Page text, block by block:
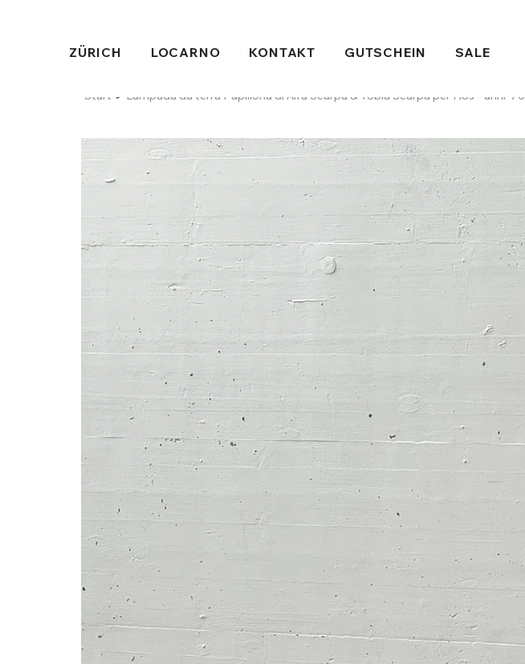
ZÜRICH LOCARNO KONTAKT GUTSCHEIN SALE
Start > Lampada da terra Papillona di Afra Scarpa & Tobia Scarpa per Flos - anni '70